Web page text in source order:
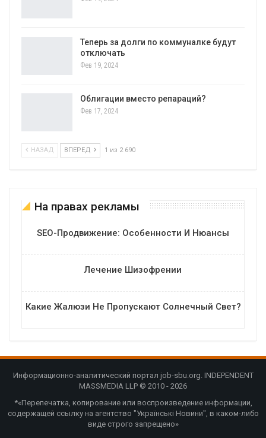
Теперь за долги по коммуналке будут
отключать
Фев 19, 2024
Облигации вместо репараций?
Фев 17, 2024
НАЗАД ВПЕРЕД 1 из 2 690
На правах рекламы
SEO-Продвижение: Особенности И Нюансы
Лечение Шизофрении
Какие Жалюзи Не Пропускают Солнечный Свет?
Информационно-аналитический портал job-sbu.org. INDEPENDENT
MASSMEDIA LLP © 2010 - 2026
*«Перепечатка, копирование или воспроизведение информации,
содержащей ссылку на агентство "Українські Новини", в каком-либо
виде строго запрещено»